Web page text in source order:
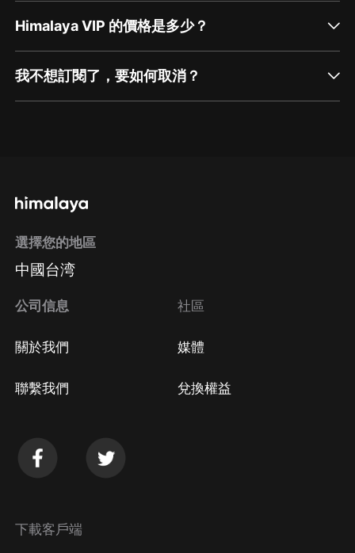
Himalaya VIP 的價格是多少？
我不想訂閱了，要如何取消？
方法 Google Play取消訂閱方法
選擇您的地區
中國台湾
公司信息
關於我們
聯繫我們
社區
媒體
兌換權益
下載客戶端